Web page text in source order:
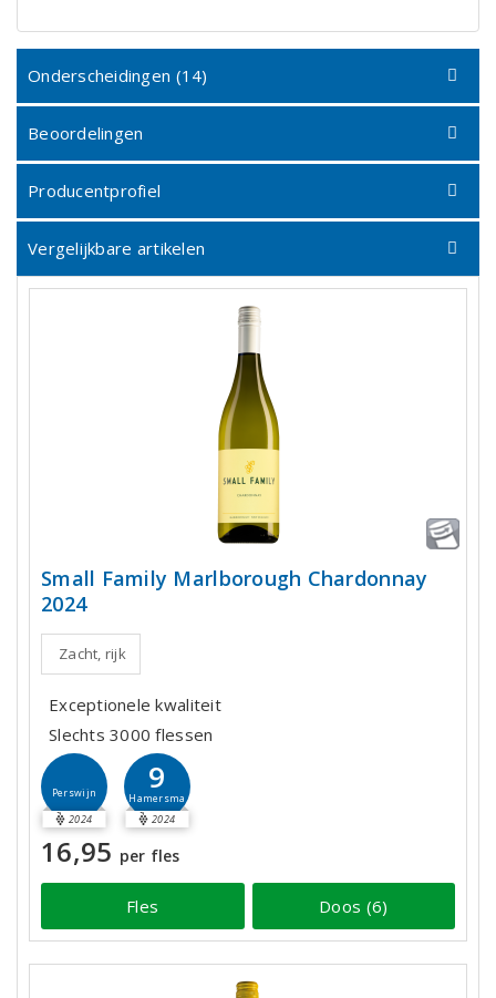
Onderscheidingen (14)
Beoordelingen
Producentprofiel
Vergelijkbare artikelen
Small Family Marlborough Chardonnay
2024
Zacht, rijk
Exceptionele kwaliteit
Slechts 3000 flessen
Perswijn
2024
9
Hamersma
2024
16,95 per fles
Fles Doos (6)